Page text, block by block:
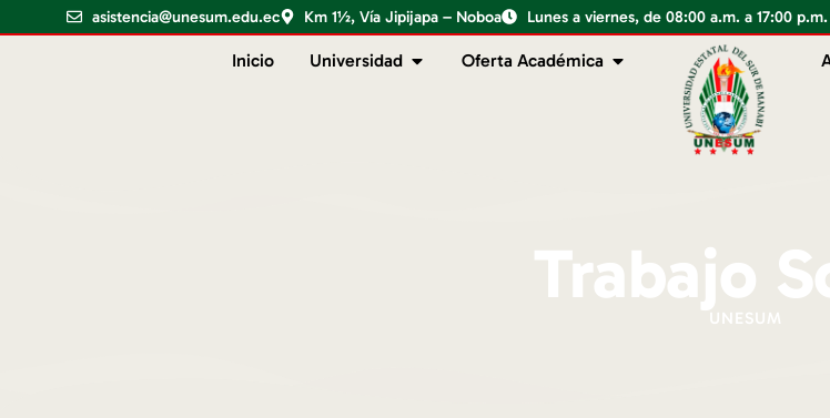
asistencia@unesum.edu.ec Km 1½, Vía Jipijapa – Noboa Lunes a viernes, de 08:00 a.m. a 17:00 p.m.
Inicio Universidad Oferta Académica
Trabajo
UNESUM